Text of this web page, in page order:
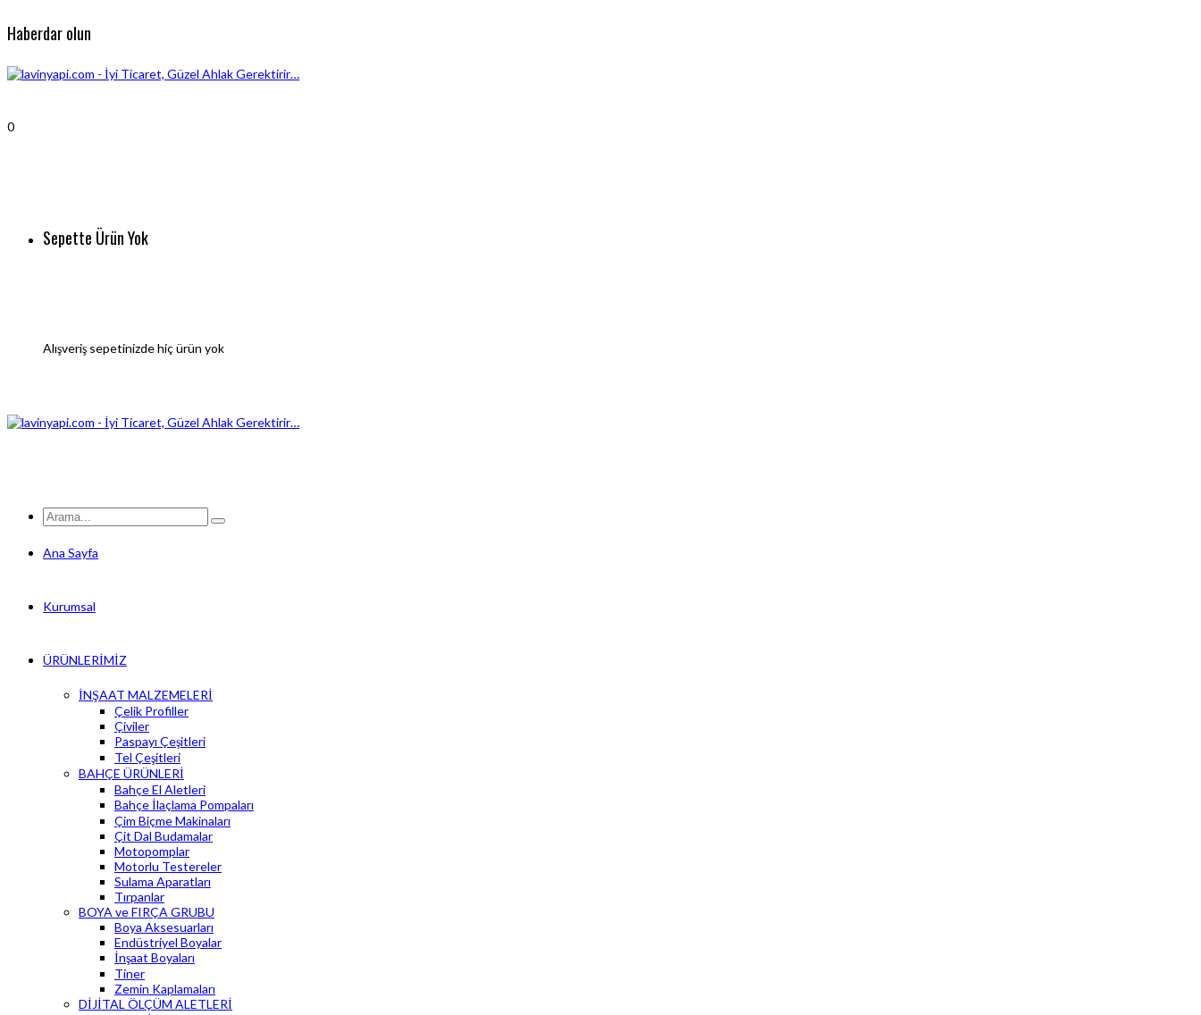
Haberdar olun
0
Sepette Ürün Yok
Alışveriş sepetinizde hiç ürün yok
Ana Sayfa
Kurumsal
ÜRÜNLERİMİZ
İNŞAAT MALZEMELERİ
Çelik Profiller
Çiviler
Paspayı Çeşitleri
Tel Çeşitleri
BAHÇE ÜRÜNLERİ
Bahçe El Aletleri
Bahçe İlaçlama Pompaları
Çim Biçme Makinaları
Çit Dal Budamalar
Motopomplar
Motorlu Testereler
Sulama Aparatları
Tırpanlar
BOYA ve FIRÇA GRUBU
Boya Aksesuarları
Endüstriyel Boyalar
İnşaat Boyaları
Tiner
Zemin Kaplamaları
DİJİTAL ÖLÇÜM ALETLERİ